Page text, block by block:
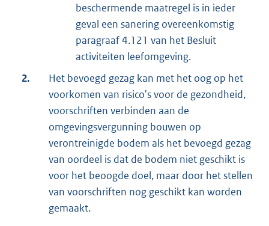
beschermende maatregel is in ieder
geval een sanering overeenkomstig
paragraaf 4.121 van het Besluit
activiteiten leefomgeving.
2.
Het bevoegd gezag kan met het oog op het
voorkomen van risico's voor de gezondheid,
voorschriften verbinden aan de
omgevingsvergunning bouwen op
verontreinigde bodem als het bevoegd gezag
van oordeel is dat de bodem niet geschikt is
voor het beoogde doel, maar door het stellen
van voorschriften nog geschikt kan worden
gemaakt.